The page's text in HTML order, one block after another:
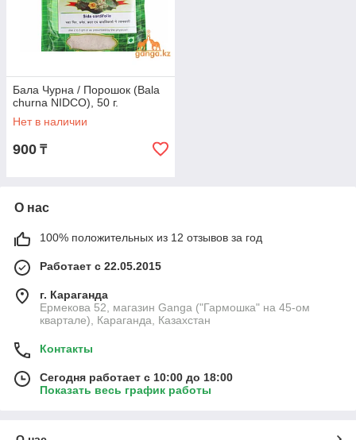
Бала Чурна / Порошок (Bala
churna NIDCO), 50 г.
Нет в наличии
900 ₸
О нас
100% положительных из 12 отзывов за год
Работает с 22.05.2015
г. Караганда
Ермекова 52, магазин Ganga ("Гармошка" на 45-ом
квартале), Караганда, Казахстан
Контакты
Сегодня работает с 10:00 до 18:00
Показать весь график работы